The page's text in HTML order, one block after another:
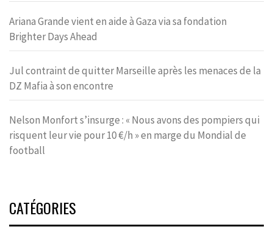
Ariana Grande vient en aide à Gaza via sa fondation
Brighter Days Ahead
Jul contraint de quitter Marseille après les menaces de la
DZ Mafia à son encontre
Nelson Monfort s’insurge : « Nous avons des pompiers qui
risquent leur vie pour 10 €/h » en marge du Mondial de
football
CATÉGORIES